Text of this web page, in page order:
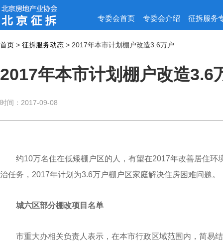
专委会首页 专委会介绍 征拆服务
首页 > 征拆服务动态 > 2017年本市计划棚户改造3.6万户
2017年本市计划棚户改造3.6
时间：2017-09-08
约10万名住在低矮棚户区的人，有望在2017年改善居住
治任务，2017年计划为3.6万户棚户区家庭解决住房困难问题。
城六区部分棚改项目名单
市重大办相关负责人表示，在本市行政区域范围内，简易